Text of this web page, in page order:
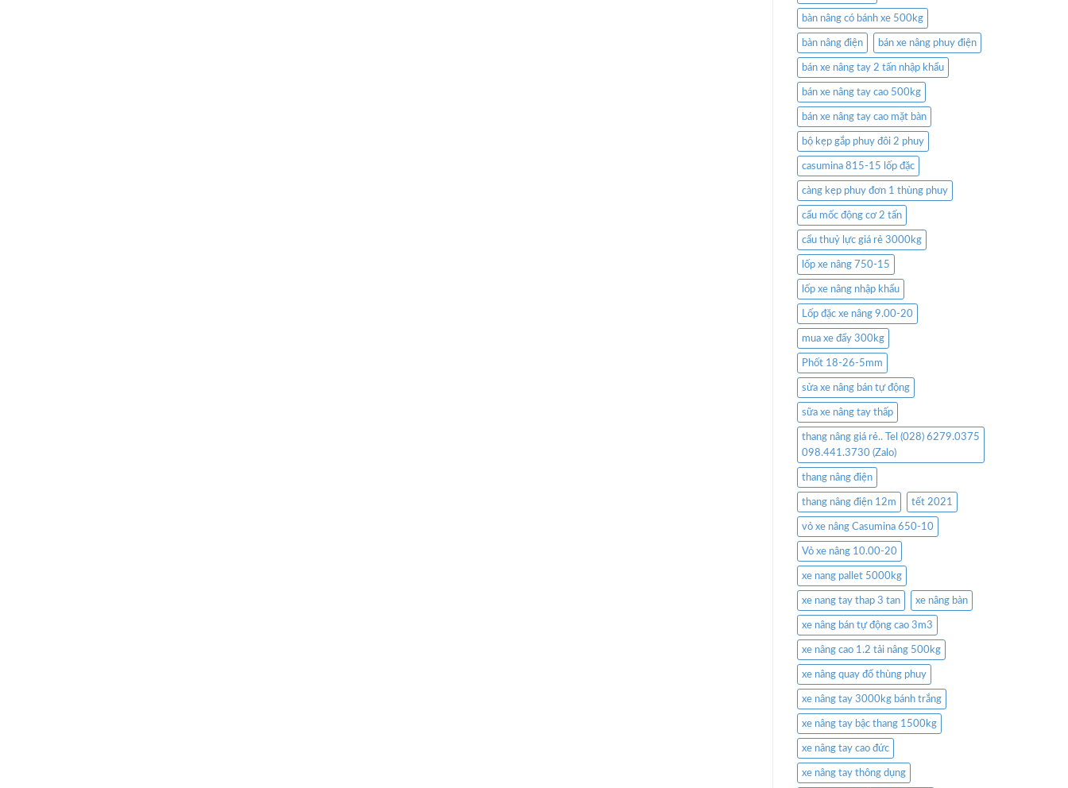
bàn nâng có bánh xe 500kg
bàn nâng điện bán xe nâng phuy điện
bán xe nâng tay 2 tấn nhập khẩu
bán xe nâng tay cao 500kg
bán xe nâng tay cao mặt bàn
bộ kẹp gắp phuy đôi 2 phuy
casumina 815-15 lốp đặc
càng kẹp phuy đơn 1 thùng phuy
cẩu mốc động cơ 2 tấn
cẩu thuỷ lực giá rẻ 3000kg
lốp xe nâng 750-15
lốp xe nâng nhập khẩu
Lốp đặc xe nâng 9.00-20
mua xe đẩy 300kg
Phốt 18-26-5mm
sửa xe nâng bán tự động
sữa xe nâng tay thấp
thang nâng giá rẻ.. Tel (028) 6279.0375
098.441.3730 (Zalo)
thang nâng điện
thang nâng điện 12m tết 2021
vỏ xe nâng Casumina 650-10
Vỏ xe nâng 10.00-20
xe nang pallet 5000kg
xe nang tay thap 3 tan xe nâng bàn
xe nâng bán tự động cao 3m3
xe nâng cao 1.2 tải nâng 500kg
xe nâng quay đổ thùng phuy
xe nâng tay 3000kg bánh trắng
xe nâng tay bậc thang 1500kg
xe nâng tay cao đức
xe nâng tay thông dụng